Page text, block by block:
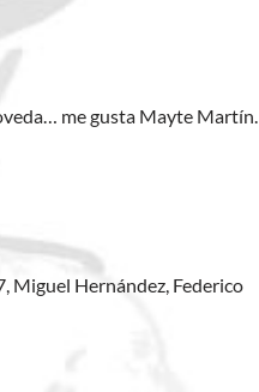
me gusta Mayte Martín.
Miguel Hernández, Federico